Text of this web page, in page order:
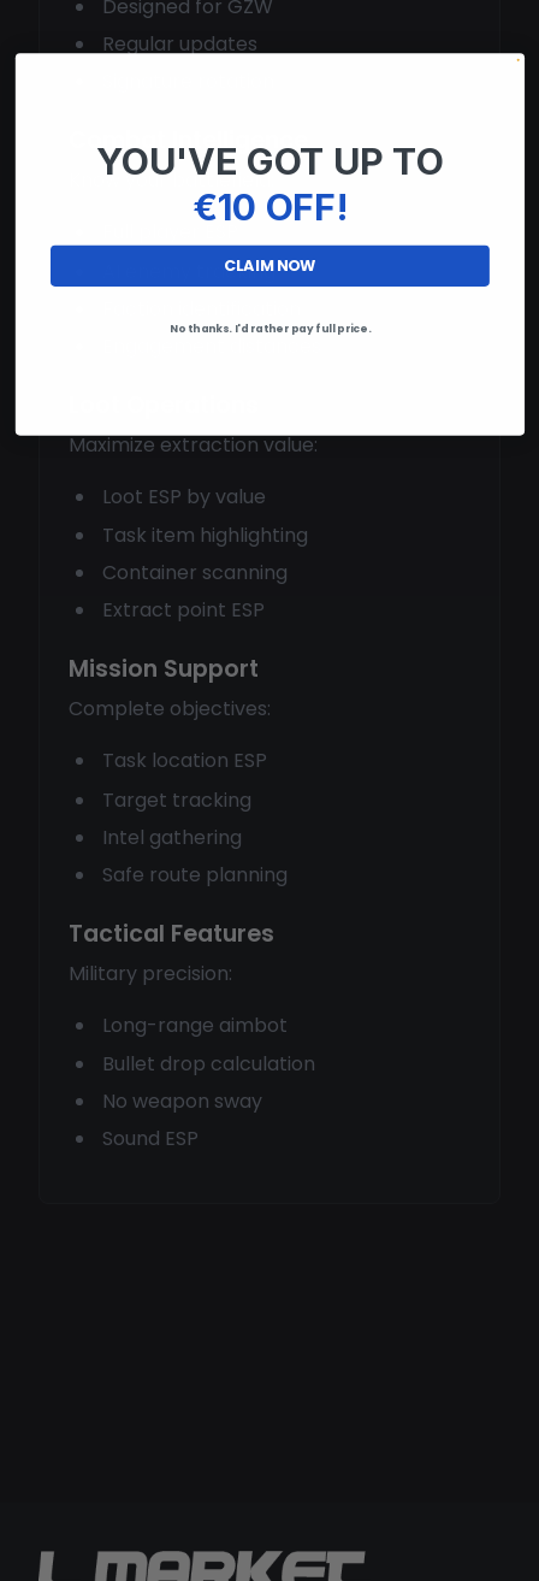
Designed for GZW
Regular updates
Combat Intelligence
Know your battlefield:
AI enemy tracking
Maximize extraction value:
Loot ESP by value
Task item highlighting
Container scanning
Extract point ESP
Mission Support
Complete objectives:
Task location ESP
Target tracking
Intel gathering
Safe route planning
Tactical Features
Military precision:
Long-range aimbot
Bullet drop calculation
No weapon sway
Sound ESP
YOU'VE GOT UP TO
€10 OFF!
CLAIM NOW
No thanks. I'd rather pay full price.